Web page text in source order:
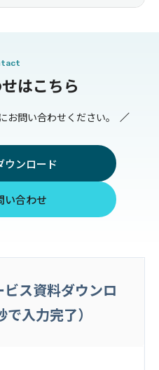
はこちら
お問い合わせください。
ウンロード
い合わせ
ス資料ダウンロ
入力完了）